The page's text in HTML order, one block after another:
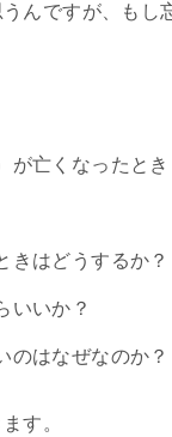
んですが、もし
が亡くなったとき
きはどうするか？
いいか？
のはなぜなのか？
す。